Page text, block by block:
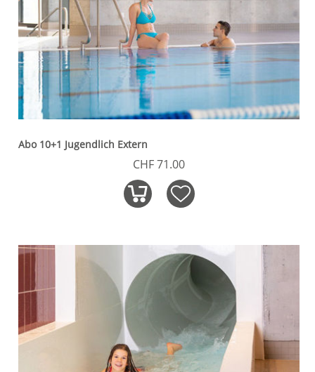
Abo 10+1 Jugendlich Extern
CHF 71.00